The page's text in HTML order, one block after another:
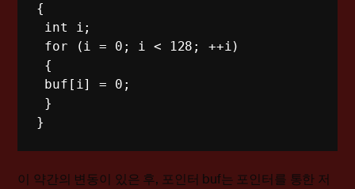
{
int i;
for (i = 0; i < 128; ++i)
{
buf[i] = 0;
}
}
이 약간의 변동이 있은 후, 포인터 buf는 포인터를 통한 저